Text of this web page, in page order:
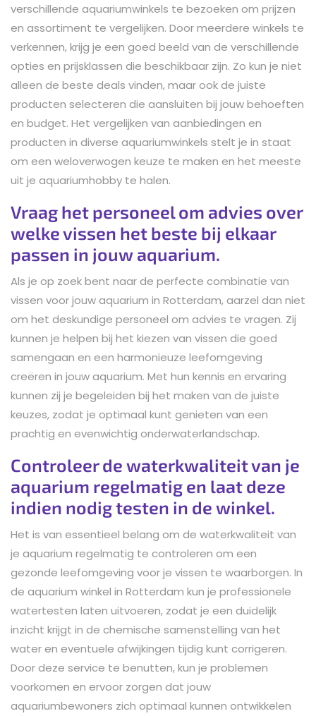
verschillende aquariumwinkels te bezoeken om prijzen
en assortiment te vergelijken. Door meerdere winkels te
verkennen, krijg je een goed beeld van de verschillende
opties en prijsklassen die beschikbaar zijn. Zo kun je niet
alleen de beste deals vinden, maar ook de juiste
producten selecteren die aansluiten bij jouw behoeften
en budget. Het vergelijken van aanbiedingen en
producten in diverse aquariumwinkels stelt je in staat
om een weloverwogen keuze te maken en het meeste
uit je aquariumhobby te halen.
Vraag het personeel om advies over
welke vissen het beste bij elkaar
passen in jouw aquarium.
Als je op zoek bent naar de perfecte combinatie van
vissen voor jouw aquarium in Rotterdam, aarzel dan niet
om het deskundige personeel om advies te vragen. Zij
kunnen je helpen bij het kiezen van vissen die goed
samengaan en een harmonieuze leefomgeving
creëren in jouw aquarium. Met hun kennis en ervaring
kunnen zij je begeleiden bij het maken van de juiste
keuzes, zodat je optimaal kunt genieten van een
prachtig en evenwichtig onderwaterlandschap.
Controleer de waterkwaliteit van je
aquarium regelmatig en laat deze
indien nodig testen in de winkel.
Het is van essentieel belang om de waterkwaliteit van
je aquarium regelmatig te controleren om een
gezonde leefomgeving voor je vissen te waarborgen. In
de aquarium winkel in Rotterdam kun je professionele
watertesten laten uitvoeren, zodat je een duidelijk
inzicht krijgt in de chemische samenstelling van het
water en eventuele afwijkingen tijdig kunt corrigeren.
Door deze service te benutten, kun je problemen
voorkomen en ervoor zorgen dat jouw
aquariumbewoners zich optimaal kunnen ontwikkelen